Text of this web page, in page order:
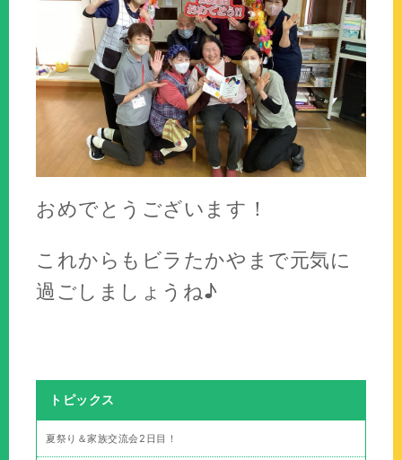
おめでとうございます！
これからもビラたかやまで元気に
過ごしましょうね♪
トピックス
夏祭り＆家族交流会2日目！